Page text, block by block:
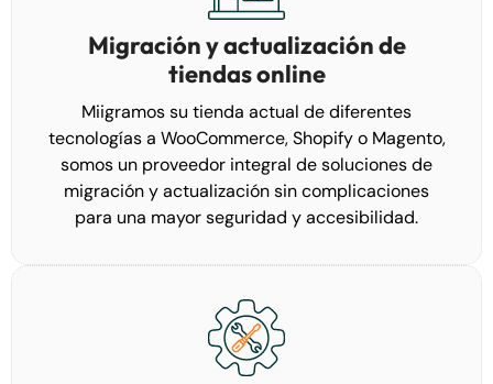
Migración y actualización de
tiendas online
Miigramos su tienda actual de diferentes
tecnologías a WooCommerce, Shopify o Magento,
somos un proveedor integral de soluciones de
migración y actualización sin complicaciones
para una mayor seguridad y accesibilidad.